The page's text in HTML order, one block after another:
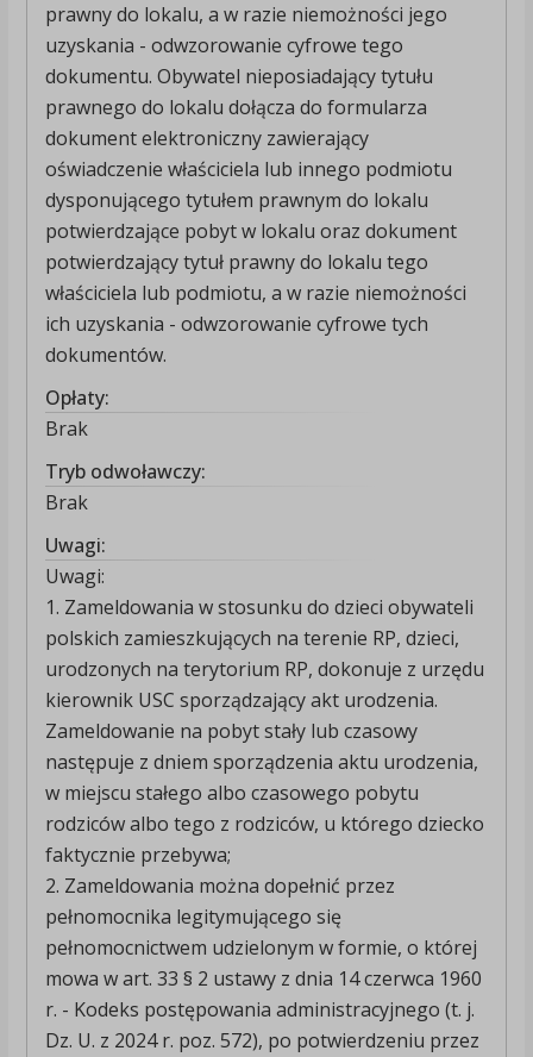
prawny do lokalu, a w razie niemożności jego
uzyskania - odwzorowanie cyfrowe tego
dokumentu. Obywatel nieposiadający tytułu
prawnego do lokalu dołącza do formularza
dokument elektroniczny zawierający
oświadczenie właściciela lub innego podmiotu
dysponującego tytułem prawnym do lokalu
potwierdzające pobyt w lokalu oraz dokument
potwierdzający tytuł prawny do lokalu tego
właściciela lub podmiotu, a w razie niemożności
ich uzyskania - odwzorowanie cyfrowe tych
dokumentów.
Opłaty:
Brak
Tryb odwoławczy:
Brak
Uwagi:
Uwagi:
1. Zameldowania w stosunku do dzieci obywateli
polskich zamieszkujących na terenie RP, dzieci,
urodzonych na terytorium RP, dokonuje z urzędu
kierownik USC sporządzający akt urodzenia.
Zameldowanie na pobyt stały lub czasowy
następuje z dniem sporządzenia aktu urodzenia,
w miejscu stałego albo czasowego pobytu
rodziców albo tego z rodziców, u którego dziecko
faktycznie przebywa;
2. Zameldowania można dopełnić przez
pełnomocnika legitymującego się
pełnomocnictwem udzielonym w formie, o której
mowa w art. 33 § 2 ustawy z dnia 14 czerwca 1960
r. - Kodeks postępowania administracyjnego (t. j.
Dz. U. z 2024 r. poz. 572), po potwierdzeniu przez